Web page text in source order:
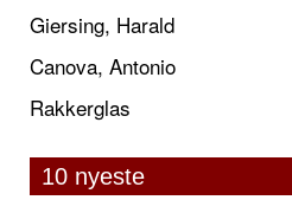
Giersing, Harald
Canova, Antonio
Rakkerglas
10 nyeste